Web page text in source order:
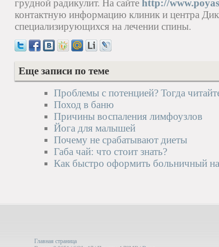
грудной радикулит. На сайте http://
контактную информацию клиник и центра
специализирующихся на лечении спины.
Еще записи по теме
Проблемы с потенцией? Тогда
Поход в баню
Причины воспаления лимфоузлов
Йога для малышей
Почему не срабатывают диеты
Габа чай: что стоит знать?
Как быстро оформить больничный на
Главная страница